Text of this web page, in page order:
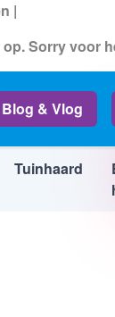
|
Sorry voor
Blog & Vlog
Tuinhaard